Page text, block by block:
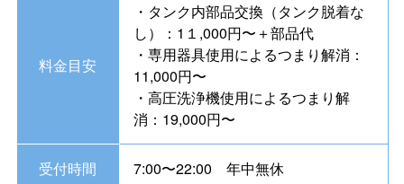
料金目安
・タンク内部品交換（タンク脱着な
し）：1１,000円〜＋部品代
・専用器具使用によるつまり解消：
11,000円〜
・高圧洗浄機使用によるつまり解
消：19,000円〜
受付時間 7:00〜22:00 年中無休